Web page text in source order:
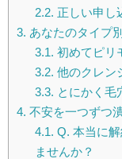
2.2. 正しい申し
3. あなたのタイプ
3.1. 初めてピリ
3.2. 他のクレン
3.3. とにかく毛
4. 不安を一つずつ
4.1. Q. 本当に
ませんか？